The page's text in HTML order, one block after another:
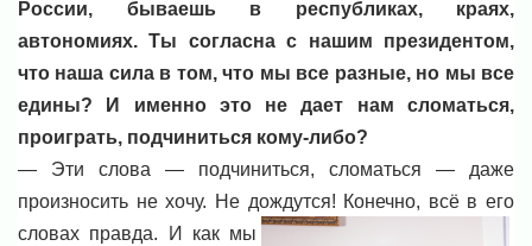
России, бываешь в республиках, краях,
автономиях. Ты согласна с нашим президентом,
что наша сила в том, что мы все разные, но мы все
едины? И именно это не дает нам сломаться,
проиграть, подчиниться кому-либо?
— Эти слова — подчиниться, сломаться — даже
произносить не хочу. Не дождутся! Конечно, всё в его
словах правда. И как мы